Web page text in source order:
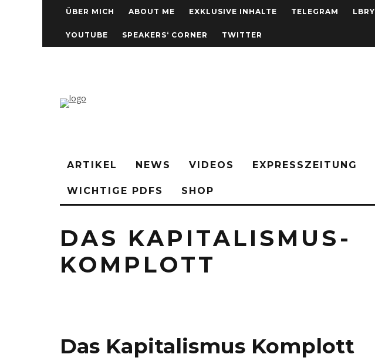
ÜBER MICH ABOUT ME EXKLUSIVE INHALTE TELEGRAM LBRY
YOUTUBE SPEAKERS‘ CORNER TWITTER
ARTIKEL NEWS VIDEOS EXPRESSZEITUNG
WICHTIGE PDFS SHOP
DAS KAPITALISMUS-
KOMPLOTT
Das Kapitalismus Komplott